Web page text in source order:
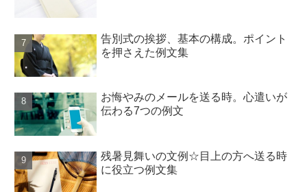
告別式の挨拶、基本の構成。ポイント
を押さえた例文集
お悔やみのメールを送る時。心遣いが
伝わる7つの例文
残暑見舞いの文例☆目上の方へ送る時
に役立つ例文集